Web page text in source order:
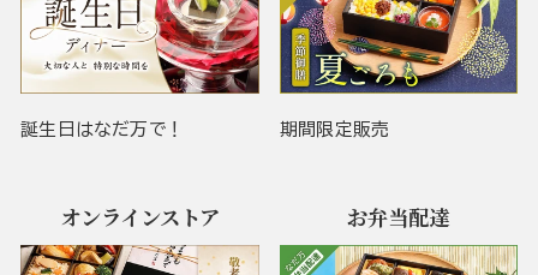
誕生日はなだ万で！ 期間限定販売
オンラインストア お弁当配達